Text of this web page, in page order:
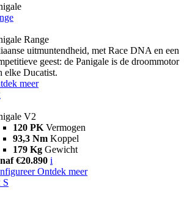
Range
uitmuntendheid, met Race DNA en een
geest: de Panigale is de droommotor
elke Ducatist.
meer
V2
120 PK Vermogen
93,3 Nm Koppel
179 Kg Gewicht
€20.890 i
Ontdek meer
S